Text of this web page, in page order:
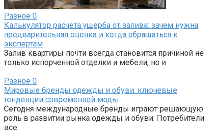
Разное 0
Калькулятор расчета ущерба от залива: зачем нужна
предварительная оценка и когда обращаться к
экспертам
Залив квартиры почти всегда становится причиной не
только испорченной отделки и мебели, но и
Разное 0
Мировые бренды одежды и обуви: ключевые
тенденции современной моды
Сегодня международные бренды играют решающую
роль в развитии рынка одежды и обуви. Потребители
все